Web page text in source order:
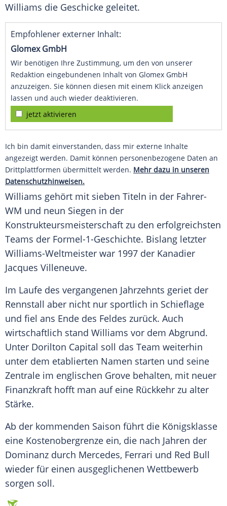
Williams die Geschicke geleitet.
Empfohlener externer Inhalt:
Glomex GmbH
Wir benötigen Ihre Zustimmung, um den von unserer
Redaktion eingebundenen Inhalt von Glomex GmbH
anzuzeigen. Sie können diesen mit einem Klick anzeigen
lassen und auch wieder deaktivieren.
jetzt aktivieren
Ich bin damit einverstanden, dass mir externe Inhalte
angezeigt werden. Damit können personenbezogene Daten an
Drittplattformen übermittelt werden. Mehr dazu in unseren
Datenschutzhinweisen.
Williams gehört mit sieben Titeln in der Fahrer-
WM und neun Siegen in der
Konstrukteursmeisterschaft zu den erfolgreichsten
Teams der Formel-1-Geschichte. Bislang letzter
Williams-Weltmeister war 1997 der Kanadier
Jacques Villeneuve.
Im Laufe des vergangenen Jahrzehnts geriet der
Rennstall aber nicht nur sportlich in Schieflage
und fiel ans Ende des Feldes zurück. Auch
wirtschaftlich stand Williams vor dem Abgrund.
Unter Dorilton Capital soll das Team weiterhin
unter dem etablierten Namen starten und seine
Zentrale im englischen Grove behalten, mit neuer
Finanzkraft hofft man auf eine Rückkehr zu alter
Stärke.
Ab der kommenden Saison führt die Königsklasse
eine Kostenobergrenze ein, die nach Jahren der
Dominanz durch Mercedes, Ferrari und Red Bull
wieder für einen ausgeglichenen Wettbewerb
sorgen soll.